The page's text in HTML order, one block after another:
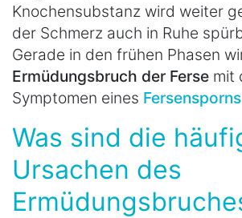
Knochensubstanz wird weiter
der Schmerz auch in Ruhe
Gerade in den frühen Phasen
Ermüdungsbruch der Ferse mit
Symptomen eines Fersensporns
Was sind die
Ursachen des